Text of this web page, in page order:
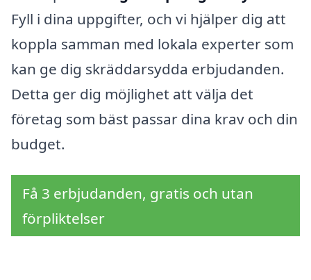
Fyll i dina uppgifter, och vi hjälper dig att
koppla samman med lokala experter som
kan ge dig skräddarsydda erbjudanden.
Detta ger dig möjlighet att välja det
företag som bäst passar dina krav och din
budget.
Få 3 erbjudanden, gratis och utan
förpliktelser